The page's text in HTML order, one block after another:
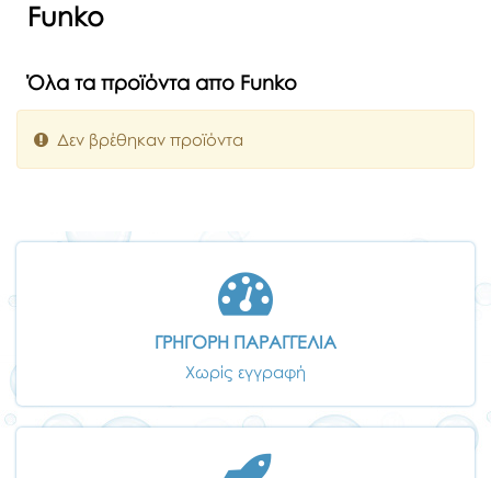
Funko
Όλα τα προϊόντα απο Funko
Δεν βρέθηκαν προϊόντα
ΓΡΗΓΟΡΗ ΠΑΡΑΓΓΕΛΙΑ
Χωρίς εγγραφή